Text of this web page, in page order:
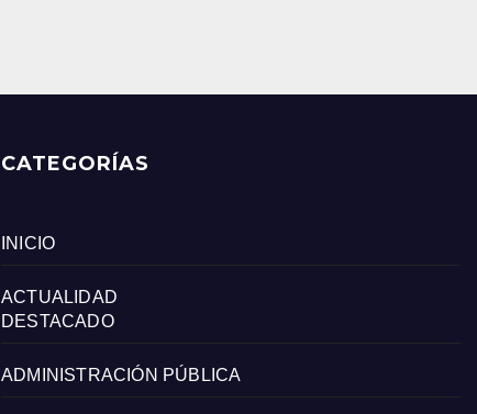
CATEGORÍAS
INICIO
ACTUALIDAD
DESTACADO
ADMINISTRACIÓN PÚBLICA